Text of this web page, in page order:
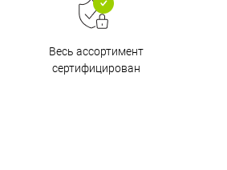
Весь ассортимент
сертифицирован